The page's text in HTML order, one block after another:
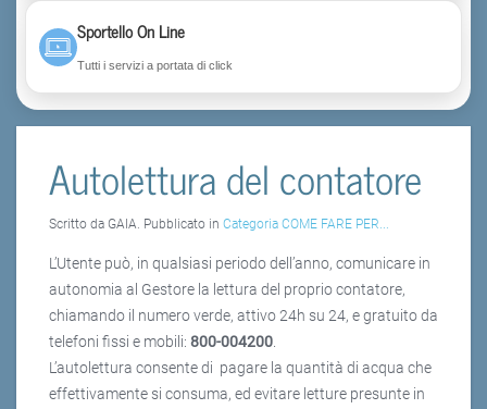
Sportello On Line
Tutti i servizi a portata di click
Autolettura del contatore
Scritto da GAIA. Pubblicato in Categoria COME FARE PER...
L’Utente può, in qualsiasi periodo dell’anno, comunicare in
autonomia al Gestore la lettura del proprio contatore,
chiamando il numero verde, attivo 24h su 24, e gratuito da
telefoni fissi e mobili: 800-004200.
L’autolettura consente di pagare la quantità di acqua che
effettivamente si consuma, ed evitare letture presunte in